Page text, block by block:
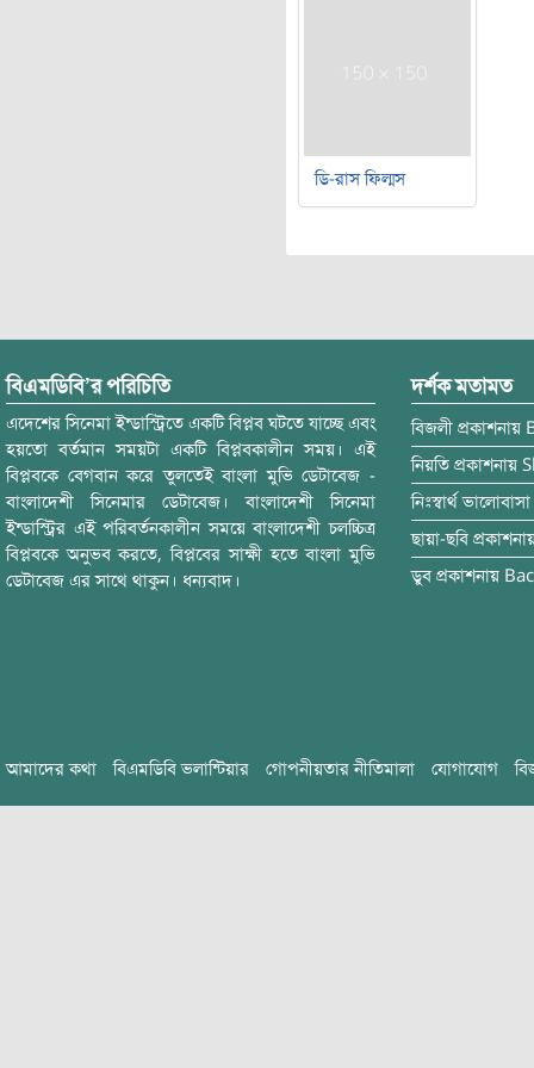
ডি-রাস ফিল্মস
বিএমডিবি’র পরিচিতি
এদেশের সিনেমা ইন্ডাস্ট্রিতে একটি বিপ্লব ঘটতে যাচ্ছে এবং
হয়তো বর্তমান সময়টা একটি বিপ্লবকালীন সময়। এই
বিপ্লবকে বেগবান করে তুলতেই বাংলা মুভি ডেটাবেজ -
বাংলাদেশী সিনেমার ডেটাবেজ। বাংলাদেশী সিনেমা
ইন্ডাস্ট্রির এই পরিবর্তনকালীন সময়ে বাংলাদেশী চলচ্চিত্র
বিপ্লবকে অনুভব করতে, বিপ্লবের সাক্ষী হতে বাংলা মুভি
ডেটাবেজ এর সাথে থাকুন। ধন্যবাদ।
দর্শক মতামত
বিজলী প্রকাশনায়
নিয়তি প্রকাশনায়
নিঃস্বার্থ ভালোবাসা
ছায়া-ছবি
ডুব প্রকাশনায়
আমাদের কথা বিএমডিবি ভলান্টিয়ার গোপনীয়তার নীতিমালা যোগাযোগ